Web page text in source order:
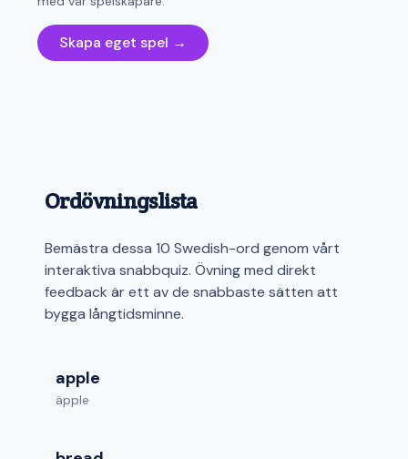
Skapa eget spel →
Ordövningslista
Bemästra dessa 10 Swedish-ord genom vårt
interaktiva snabbquiz. Övning med direkt
feedback är ett av de snabbaste sätten att
bygga långtidsminne.
apple
äpple